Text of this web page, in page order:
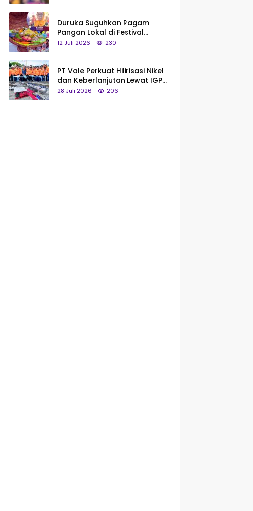
Duruka Suguhkan Ragam
Pangan Lokal di Festival
Liangkobhori, Dari Umbi Rebus
12 Juli 2026 230
PT Vale Perkuat Hilirisasi Nikel
dan Keberlanjutan Lewat IGP
Morowali
28 Juli 2026 206